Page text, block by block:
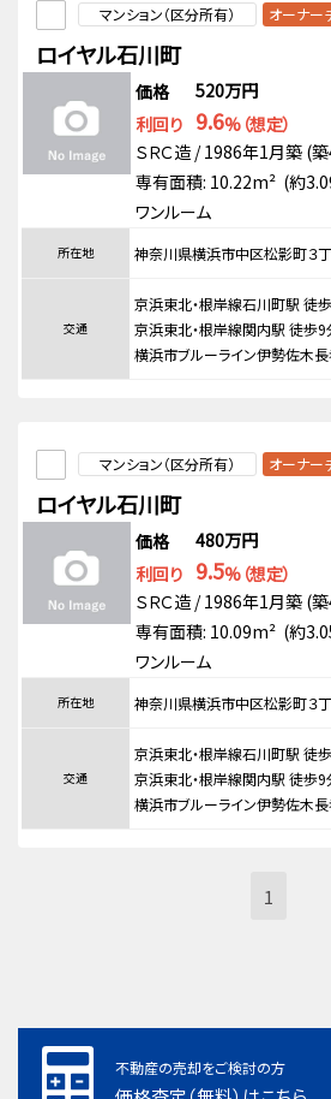
マンション（区分所有） オーナー
ロイヤル石川町
価格
520万円
利回り 9.6%（想定）
ＳＲＣ造 / 1986年1月築 (
専有面積: 10.22m² (約
ワンルーム
所在地 神奈川県横浜市中区松影町３
交通
京浜東北・根岸線石川町駅 徒
京浜東北・根岸線関内駅 徒歩9
横浜市ブルーライン伊勢佐木
マンション（区分所有） オーナー
ロイヤル石川町
価格
480万円
利回り 9.5%（想定）
ＳＲＣ造 / 1986年1月築 (
専有面積: 10.09m² (約
ワンルーム
所在地 神奈川県横浜市中区松影町３
交通
京浜東北・根岸線石川町駅 徒
京浜東北・根岸線関内駅 徒歩9
横浜市ブルーライン伊勢佐木
1
不動産の売却をご検討の方